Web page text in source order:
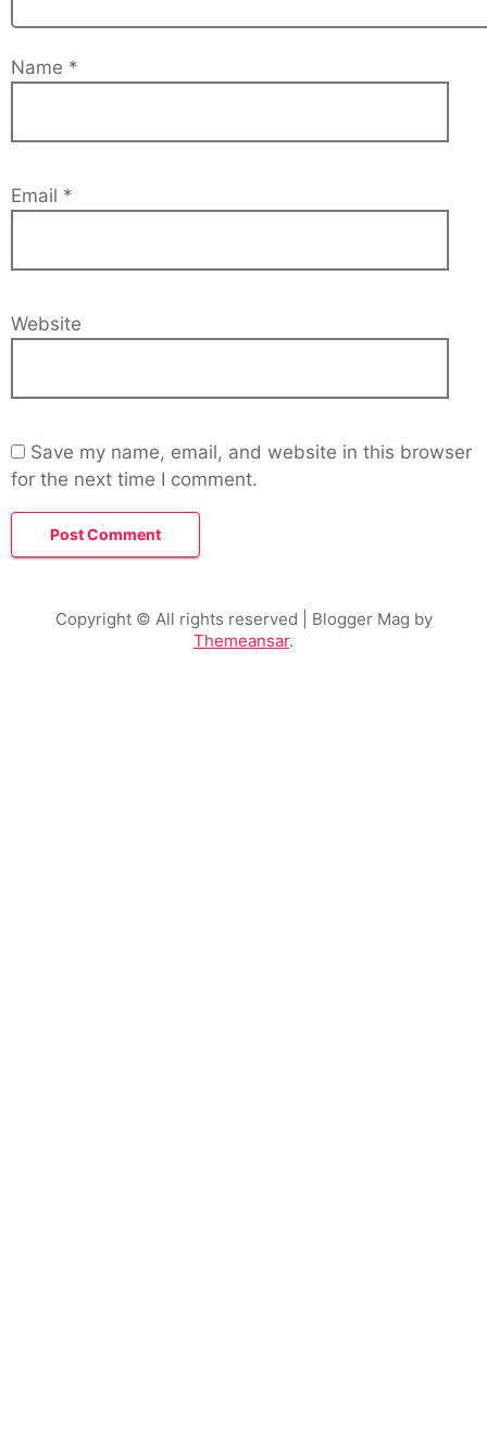
Name *
Email *
Website
Save my name, email, and website in this browser
for the next time I comment.
Copyright © All rights reserved | Blogger Mag by
Themeansar.